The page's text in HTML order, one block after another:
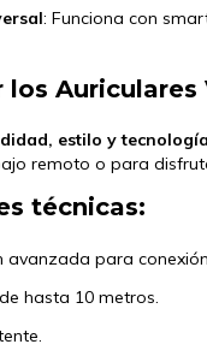
: Funciona con
los
estilo y tecnología
remoto o para
técnicas:
avanzada para
hasta 10 metros.